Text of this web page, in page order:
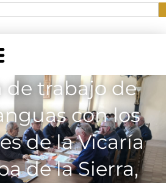
de trabajo de
con los
de la Vicaría
de la Sierra,